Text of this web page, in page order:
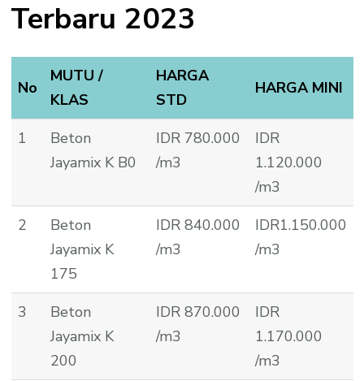
Terbaru 2023
No
MUTU /
KLAS
HARGA
STD
HARGA MINI
1
Beton
Jayamix K B0
IDR 780.000
/m3
IDR
1.120.000
/m3
2
Beton
Jayamix K
175
IDR 840.000
/m3
IDR1.150.000
/m3
3
Beton
Jayamix K
200
IDR 870.000
/m3
IDR
1.170.000
/m3